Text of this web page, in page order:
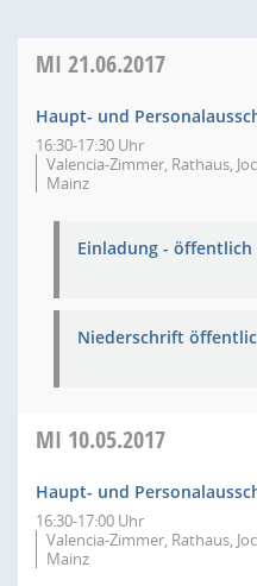
MI 21.06.2017
Haupt- und
16:30-17:30 Uhr
Valencia-Zimmer, Rathaus,
Mainz
Einladung - öffentlich
Niederschrift
MI 10.05.2017
Haupt- und
16:30-17:00 Uhr
Valencia-Zimmer, Rathaus,
Mainz